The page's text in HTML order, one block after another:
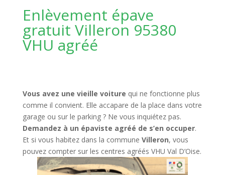
Enlèvement épave
gratuit Villeron 95380
VHU agréé
Vous avez une vieille voiture qui ne fonctionne plus
comme il convient. Elle accapare de la place dans votre
garage ou sur le parking ? Ne vous inquiétez pas.
Demandez à un épaviste agréé de s’en occuper.
Et si vous habitez dans la commune Villeron, vous
pouvez compter sur les centres agréés VHU Val D’Oise.